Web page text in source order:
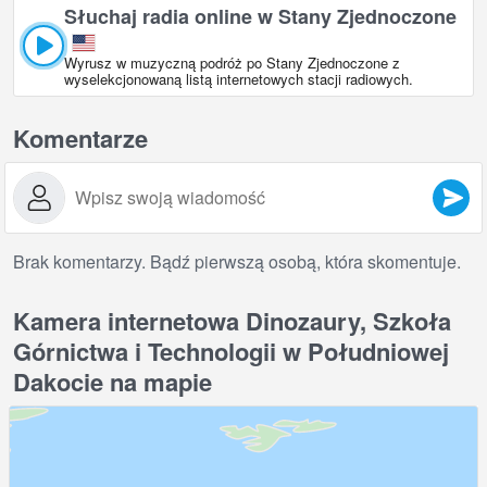
Słuchaj radia online w Stany Zjednoczone
Wyrusz w muzyczną podróż po Stany Zjednoczone z
wyselekcjonowaną listą internetowych stacji radiowych.
Komentarze
Brak komentarzy. Bądź pierwszą osobą, która skomentuje.
Kamera internetowa Dinozaury, Szkoła
Górnictwa i Technologii w Południowej
Dakocie na mapie